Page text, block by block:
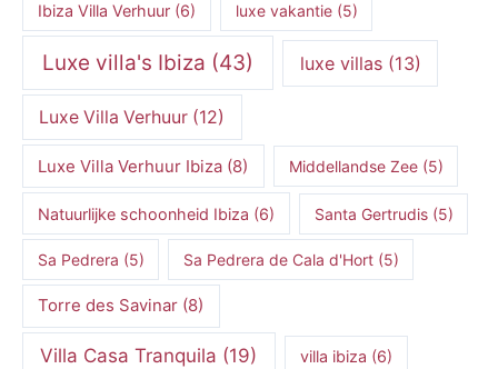
Ibiza Villa Verhuur(6) luxe vakantie(5)
Luxe villa's Ibiza (43) luxe villas(13)
Luxe Villa Verhuur (12)
Luxe Villa Verhuur Ibiza (8) Middellandse Zee(5)
Natuurlijke schoonheid Ibiza (6) Santa Gertrudis(5)
Sa Pedrera (5) Sa Pedrera de Cala d'Hort(5)
Torre des Savinar (8)
Villa Casa Tranquila (19) villa ibiza (6)